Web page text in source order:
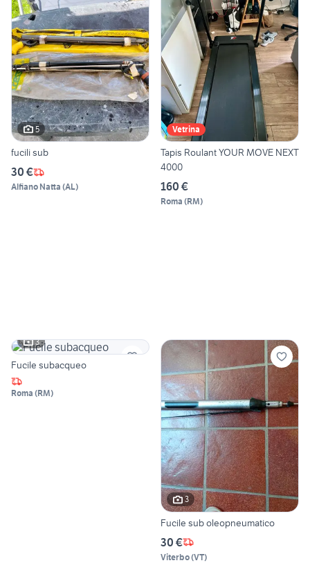
5
fucili sub
30 €
Alfiano Natta (AL)
Vetrina
Tapis Roulant YOUR MOVE NEXT
4000
160 €
Roma (RM)
3
Fucile subacqueo
Roma (RM)
3
Fucile sub oleopneumatico
30 €
Viterbo(VT)